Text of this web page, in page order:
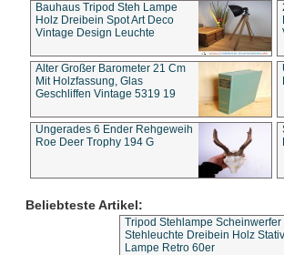
Bauhaus Tripod Steh Lampe
Holz Dreibein Spot Art Deco
Vintage Design Leuchte
Alter Großer Barometer 21 Cm
Mit Holzfassung, Glas
Geschliffen Vintage 5319 19
Ungerades 6 Ender Rehgeweih
Roe Deer Trophy 194 G
Beliebteste Artikel:
Tripod Stehlampe Scheinwerfer
Stehleuchte Dreibein Holz Stativ
Lampe Retro 60er